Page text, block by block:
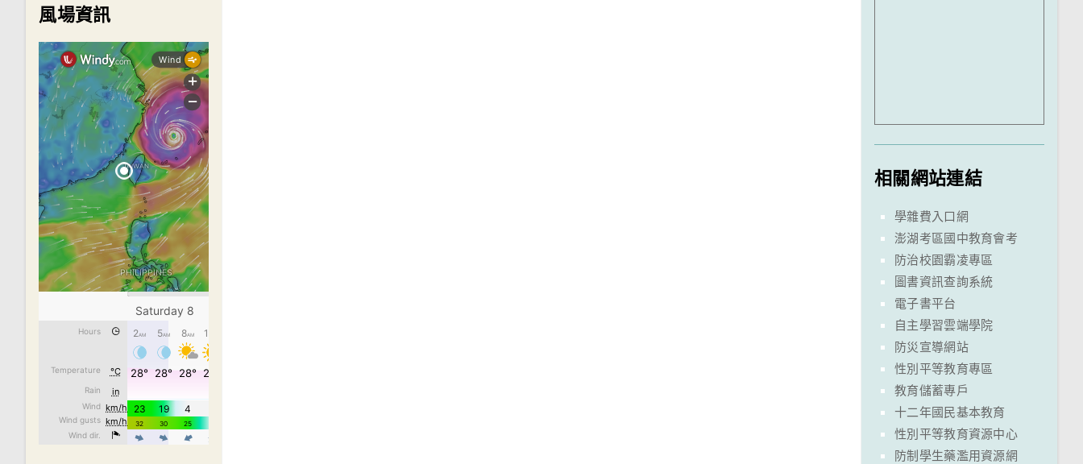
風場資訊
相關網站連結
學雜費入口網
澎湖考區國中教育會考
防治校園霸凌專區
圖書資訊查詢系統
電子書平台
自主學習雲端學院
防災宣導網站
性別平等教育專區
教育儲蓄專戶
十二年國民基本教育
性別平等教育資源中心
防制學生藥濫用資源網